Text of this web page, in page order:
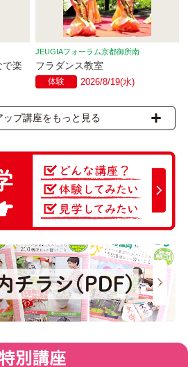
で楽
JEUGIAフォーラム京都御所南
フラダンス教室
体験 2026/8/19(水)
ップ講座をもっと見る